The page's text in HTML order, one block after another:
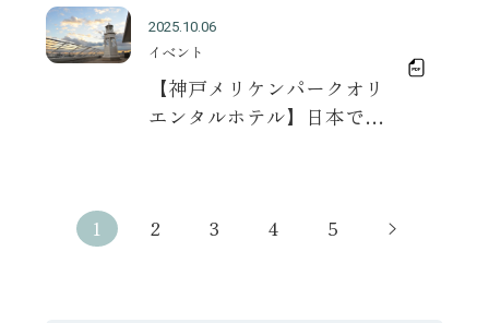
2025.10.06
イベント
【神戸メリケンパークオリ
エンタルホテル】日本で唯
1 2 3 4 5